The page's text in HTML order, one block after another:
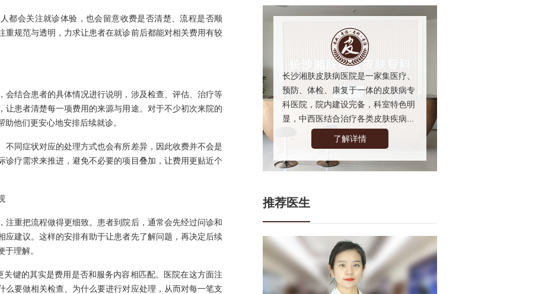
都会关注就诊体验，也会留意收费是否清楚、流程是否顺
重规范与透明，力求让患者在就诊前后都能对相关费用有较
会结合患者的具体情况进行说明，涉及检查、评估、治疗等
让患者清楚每一项费用的来源与用途。对于不少初次来院的
他们更安心地安排后续就诊。
不同症状对应的处理方式也会有所差异，因此收费并不会是
诊疗需求来推进，避免不必要的项目叠加，让费用更贴近个
注重把流程做得更细致。患者到院后，通常会先经过问诊和
应建议。这样的安排有助于让患者先了解问题，再决定后续
理解。
关键的其实是费用是否和服务内容相匹配。医院在这方面注
么要做相关检查、为什么要进行对应处理，从而对每一笔支
长沙湘肤皮肤病医院是一家集医疗、
预防、体检、康复于一体的皮肤病专
科医院，院内建设完备，科室特色明
显，中西医结合治疗各类皮肤疾病...
了解详情
推荐医生